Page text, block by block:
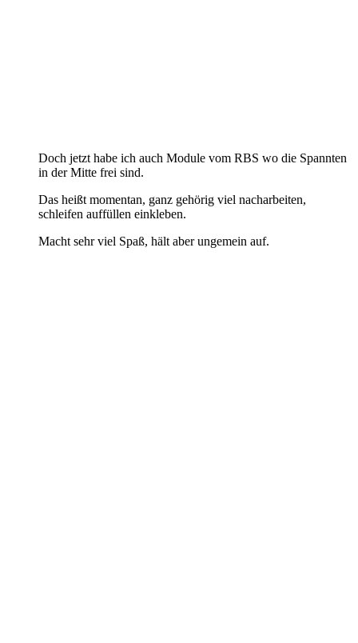
Doch jetzt habe ich auch Module vom RBS wo die Spannten
in der Mitte frei sind.
Das heißt momentan, ganz gehörig viel nacharbeiten,
schleifen auffüllen einkleben.
Macht sehr viel Spaß, hält aber ungemein auf.